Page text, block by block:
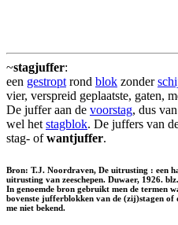
~stagjuffer:
een gestropt rond blok zonder
vier, verspreid geplaatste, gaten,
De juffer aan de voorstag, dus
wel het stagblok. De juffers van
stag- ofwantjuffer.
Bron: T.J. Noordraven, De uitrusting : een
uitrusting van zeeschepen. Duwaer, 1926.
In genoemde bron gebruikt men de termen
bovenste jufferblokken van de (zij)stagen of
me niet bekend.